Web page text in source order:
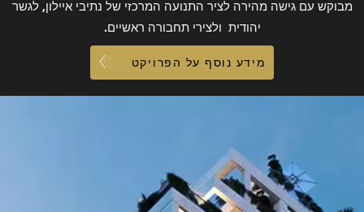
מבוקש עם גישה מהירה לציר התנועה המרכזי של נתיבי איילון, לגשר
יהודית ולצירי תחבורה ראשיים.
מידע נוסף על הפרויקט